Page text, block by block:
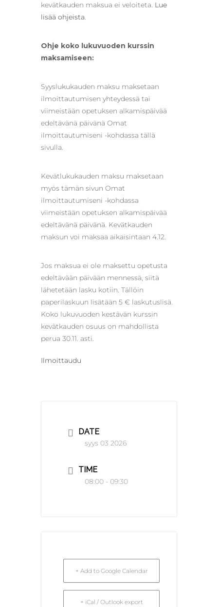
kevätkauden maksua ei veloiteta. Lue
lisää ohjeista.
Ohje koko lukuvuoden kurssin
maksamiseen:
Syyslukukauden maksu maksetaan
ilmoittautumisen yhteydessä tai
viimeistään opetuksen alkamispäivää
edeltävänä päivänä Omat
ilmoittautumiseni -kohdassa tällä
sivulla.
Kevätlukukauden maksu maksetaan
myös tämän sivun Omat
ilmoittautumiseni -kohdassa
viimeistään opetuksen alkamispäivää
edeltävänä päivänä. Kevätkauden
maksun voi maksaa aikaisintaan 4.12.
Jos maksua ei ole maksettu opetusta
edeltävään päivään mennessä, siitä
lähetetään lasku kotiin. Tällöin
paperilaskuun lisätään 5 € laskutuslisä.
Koko lukuvuoden kestävän kurssin
kevätkauden osuus on mahdollista
perua 30.11. asti.
Ilmoittaudu
DATE
syys 03 2026
TIME
08:00 - 09:30
+ Add to Google Calendar
+ iCal / Outlook export